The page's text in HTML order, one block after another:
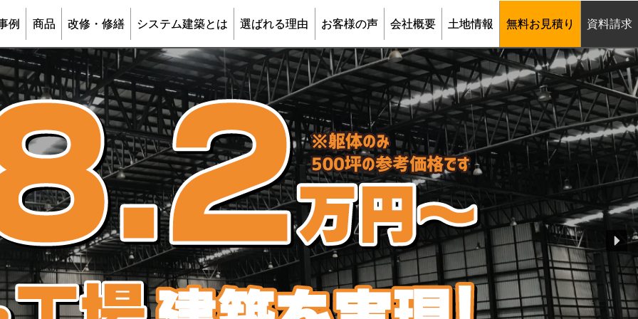
例 商品 改修・修繕 システム建築とは 選ばれる理由 お客様の声 会社概要 土地情報 無料お見積り 資料請求